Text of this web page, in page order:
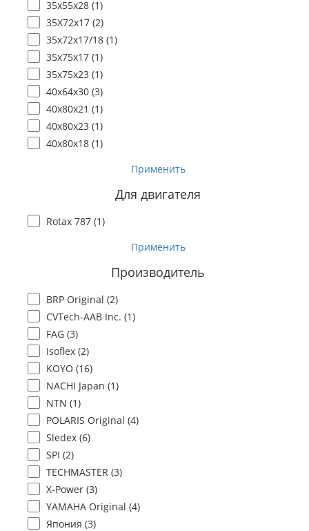
35x55x28 (1)
35X72x17 (2)
35x72x17/18 (1)
35x75x17 (1)
35x75x23 (1)
40x64x30 (3)
40x80x21 (1)
40x80x23 (1)
40x80x18 (1)
Применить
Для двигателя
Rotax 787 (1)
Применить
Производитель
BRP Original (2)
CVTech-AAB Inc. (1)
FAG (3)
Isoflex (2)
KOYO (16)
NACHI Japan (1)
NTN (1)
POLARIS Original (4)
Sledex (6)
SPI (2)
TECHMASTER (3)
X-Power (3)
YAMAHA Original (4)
Япония (3)